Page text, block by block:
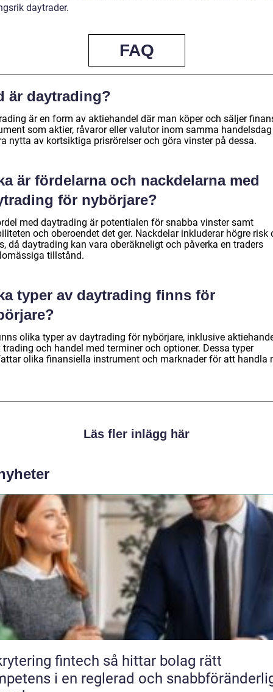
daytrader.
FAQ
är daytrading?
är en form av aktiehandel där man köper och säljer
som aktier, råvaror eller valutor inom samma
nytta av kortsiktiga prisrörelser och göra vinster på dessa.
är fördelarna och nackdelarna med
för nybörjare?
med daytrading är potentialen för snabba vinster samt
och oberoendet det ger. Nackdelar inkluderar högre risk
då daytrading kan vara oberäkneligt och påverka en traders
tillstånd.
typer av daytrading finns för
olika typer av daytrading för nybörjare, inklusive
trading och handel med terminer och optioner. Dessa typer
olika finansiella instrument och marknader för att handla
Läs fler inlägg här
fintech så hittar bolag rätt
i en reglerad och